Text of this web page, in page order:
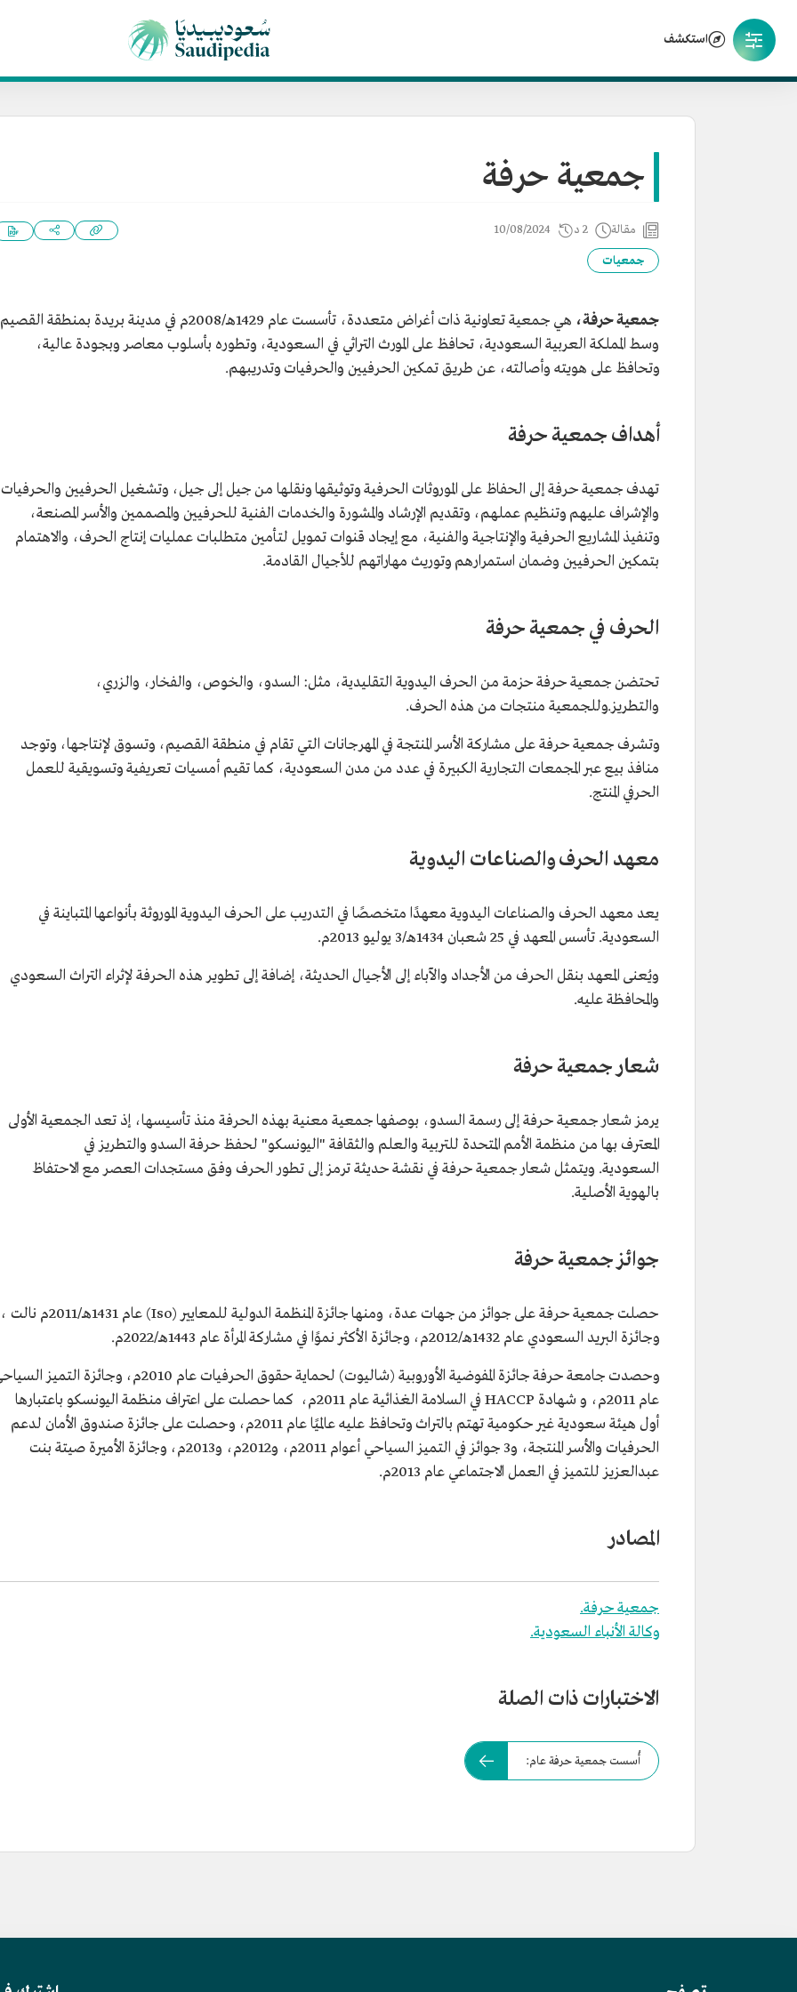
استكشف
جمعية حرفة
مقالة 2 د 10/08/2024
جمعيات
جمعية حرفة،
هي جمعية تعاونية ذات أغراض متعددة، تأسست عام 1429هـ/2008م في مدينة بريدة بمنطقة القصيم
وسط المملكة العربية السعودية، تحافظ على المورث التراثي في السعودية، وتطوره بأسلوب معاصر وبجودة عالية،
وتحافظ على هويته وأصالته، عن طريق تمكين الحرفيين والحرفيات وتدريبهم.
أهداف جمعية حرفة
تهدف جمعية حرفة إلى الحفاظ على الموروثات الحرفية وتوثيقها ونقلها من جيل إلى جيل، وتشغيل الحرفيين
والإشراف عليهم وتنظيم عملهم، وتقديم الإرشاد والمشورة والخدمات الفنية للحرفيين والمصممين والأسر المصنعة،
وتنفيذ المشاريع الحرفية والإنتاجية والفنية، مع إيجاد قنوات تمويل لتأمين متطلبات عمليات إنتاج الحرف، والاهتمام
بتمكين الحرفيين وضمان استمرارهم وتوريث مهاراتهم للأجيال القادمة.
الحرف في جمعية حرفة
تحتضن جمعية حرفة حزمة من الحرف اليدوية التقليدية، مثل: السدو، والخوص، والفخار، والزري،
والتطريز.وللجمعية منتجات من هذه الحرف.
وتشرف جمعية حرفة على مشاركة الأسر المنتجة في المهرجانات التي تقام في منطقة القصيم، وتسوق لإنتاجها، وتوجد
منافذ بيع عبر المجمعات التجارية الكبيرة في عدد من مدن السعودية، كما تقيم أمسيات تعريفية وتسويقية للعمل
الحرفي المنتج.
معهد الحرف والصناعات اليدوية
يعد معهد الحرف والصناعات اليدوية معهدًا متخصصًا في التدريب على الحرف اليدوية الموروثة بأنواعها المتباينة في
السعودية. تأسس المعهد في 25 شعبان 1434هـ/3 يوليو 2013م.
ويُعنى المعهد بنقل الحرف من الأجداد والآباء إلى الأجيال الحديثة، إضافة إلى تطوير هذه الحرفة لإثراء التراث السعودي
والمحافظة عليه.
شعار جمعية حرفة
يرمز شعار جمعية حرفة إلى رسمة السدو، بوصفها جمعية معنية بهذه الحرفة منذ تأسيسها، إذ تعد الجمعية الأولى
المعترف بها من منظمة الأمم المتحدة للتربية والعلم والثقافة "اليونسكو" لحفظ حرفة السدو والتطريز في
السعودية. ويتمثل شعار جمعية حرفة في نقشة حديثة ترمز إلى تطور الحرف وفق مستجدات العصر مع الاحتفاظ
بالهوية الأصلية.
جوائز جمعية حرفة
حصلت جمعية حرفة على جوائز من جهات عدة، ومنها جائزة المنظمة الدولية للمعايير (Iso) عام 1431هـ/2011م نالت ،
وجائزة البريد السعودي عام 1432هـ/2012م، وجائزة الأكثر نموًا في مشاركة المرأة عام 1443هـ/2022م.
وحصدت جامعة حرفة جائزة المفوضية الأوروبية (شاليوت) لحماية حقوق الحرفيات عام 2010م، وجائزة التميز
عام 2011م، و شهادة HACCP في السلامة الغذائية عام 2011م، كما حصلت على اعتراف منظمة اليونسكو باعتبارها
أول هيئة سعودية غير حكومية تهتم بالتراث وتحافظ عليه عالميًا عام 2011م، وحصلت على جائزة صندوق الأمان لدعم
الحرفيات والأسر المنتجة، و3 جوائز في التميز السياحي أعوام 2011م، و2012م، و2013م، وجائزة الأميرة صيتة بنت
عبدالعزيز للتميز في العمل الاجتماعي عام 2013م.
المصادر
جمعية حرفة.
وكالة الأنباء السعودية.
الاختبارات ذات الصلة
أُسست جمعية حرفة عام: